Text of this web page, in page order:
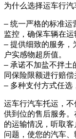
为什么选择运车行汽
– 统一严格的标准运
监控，确保车辆在运
– 提供细致的服务，
户实感物超所值。
– 承诺不加盐不拌土
同保险限额进行赔偿
– 多种支付方式任选
运车行汽车托运，
供到位的售后服务
的运输情况，听取
问题，使您的汽车